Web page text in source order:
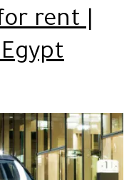
rent |